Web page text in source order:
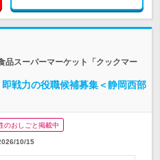
品スーパーマーケット「クックマー
戦力の役職候補募集＜静岡西部
のおしごと掲載中
10/15